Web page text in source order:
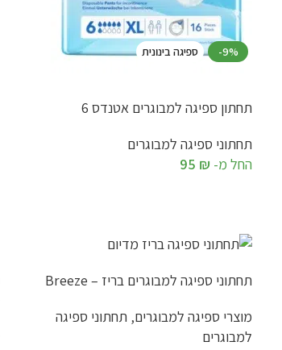
-9% ספיגה בינונית
תחתון ספיגה למבוגרים אטנדס 6
תחתוני ספיגה למבוגרים
החל מ-
95 ₪
תחתוני ספיגה למבוגרים בריז – Breeze
מוצרי ספיגה למבוגרים, תחתוני ספיגה
למבוגרים